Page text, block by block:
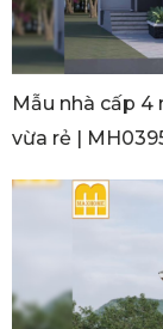
Mẫu nhà cấp
vừa rẻ |